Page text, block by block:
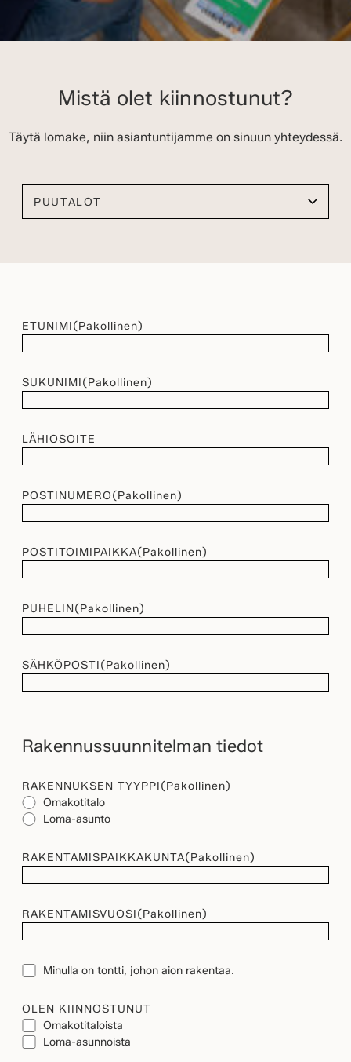
Mistä olet kiinnostunut?
Täytä lomake, niin asiantuntijamme on sinuun yhteydessä.
ETUNIMI(Pakollinen)
SUKUNIMI(Pakollinen)
LÄHIOSOITE
POSTINUMERO(Pakollinen)
POSTITOIMIPAIKKA(Pakollinen)
PUHELIN(Pakollinen)
SÄHKÖPOSTI(Pakollinen)
Rakennussuunnitelman tiedot
RAKENNUKSEN TYYPPI(Pakollinen)
Omakotitalo
Loma-asunto
RAKENTAMISPAIKKAKUNTA(Pakollinen)
RAKENTAMISVUOSI(Pakollinen)
TONTTIMinulla on tontti, johon aion rakentaa.
OLEN KIINNOSTUNUT
Omakotitaloista
Loma-asunnoista